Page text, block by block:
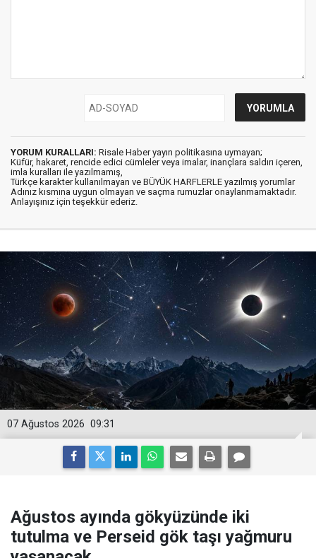
YORUM KURALLARI: Risale Haber yayın politikasına uymayan;
Küfür, hakaret, rencide edici cümleler veya imalar, inançlara saldırı içeren,
imla kuralları ile yazılmamış,
Türkçe karakter kullanılmayan ve BÜYÜK HARFLERLE yazılmış yorumlar
Adınız kısmına uygun olmayan ve saçma rumuzlar onaylanmamaktadır.
Anlayışınız için teşekkür ederiz.
09:31
07 Ağustos 2026
Ağustos ayında gökyüzünde iki
tutulma ve Perseid gök taşı yağmuru